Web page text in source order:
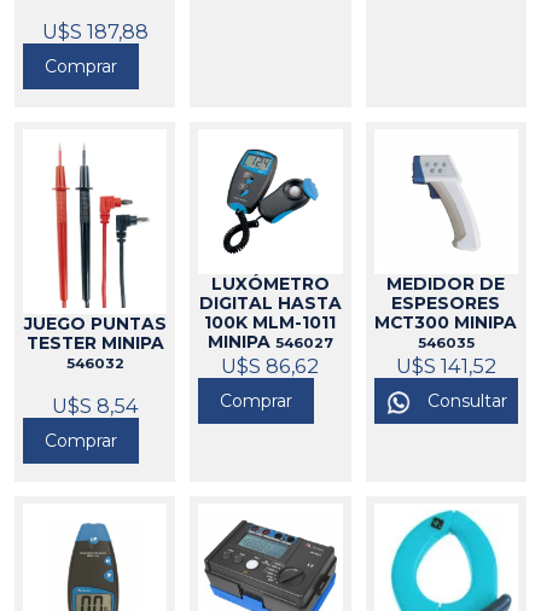
U$S 187,88
Comprar
JUEGO PUNTAS
TESTER MINIPA
546032
U$S 8,54
Comprar
LUXÓMETRO
DIGITAL HASTA
100K MLM-1011
MINIPA 546027
U$S 86,62
Comprar
MEDIDOR DE
ESPESORES
MCT300 MINIPA
546035
U$S 141,52
Consultar